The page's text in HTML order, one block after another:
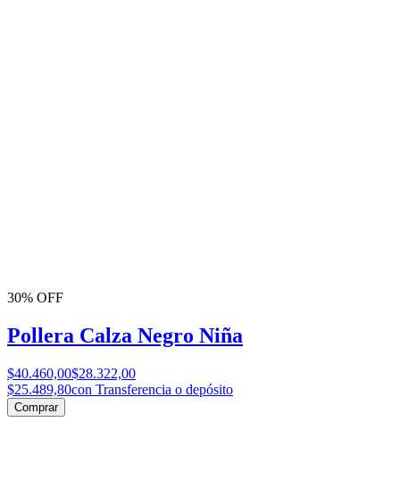
30% OFF
Pollera Calza Negro Niña
$40.460,00$28.322,00
$25.489,80con Transferencia o depósito
Comprar